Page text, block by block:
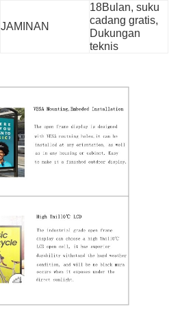
JAMINAN
18Bulan, suku
cadang gratis,
Dukungan
teknis